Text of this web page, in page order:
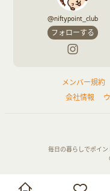
@niftypoint_club
フォローする
メンバー規約
会社情報
毎日の暮らしでポイ